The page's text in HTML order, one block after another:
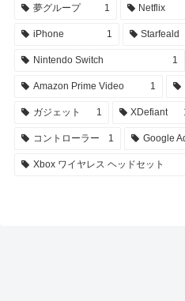
夢グループ 1 Netflix
iPhone 1 Starfeald
Nintendo Switch 1
Amazon Prime Video 1
ガジェット 1 XDefiant
コントローラー 1 Google
Xbox ワイヤレス ヘッドセット